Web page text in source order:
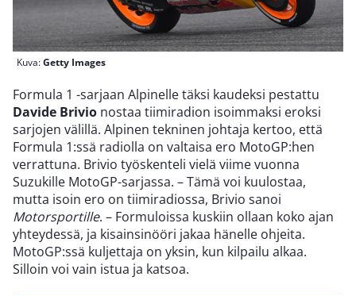
Kuva:Getty Images
Formula 1 -sarjaan Alpinelle täksi kaudeksi pestattu
Davide Brivio nostaa tiimiradion isoimmaksi eroksi
sarjojen välillä. Alpinen tekninen johtaja kertoo, että
Formula 1:ssä radiolla on valtaisa ero MotoGP:hen
verrattuna. Brivio työskenteli vielä viime vuonna
Suzukille MotoGP-sarjassa. – Tämä voi kuulostaa,
mutta isoin ero on tiimiradiossa, Brivio sanoi
Motorsportille. – Formuloissa kuskiin ollaan koko ajan
yhteydessä, ja kisainsinööri jakaa hänelle ohjeita.
MotoGP:ssä kuljettaja on yksin, kun kilpailu alkaa.
Silloin voi vain istua ja katsoa.